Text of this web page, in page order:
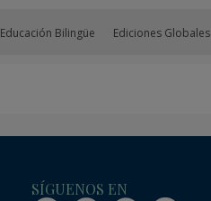
Educación Bilingüe Ediciones Globales
SÍGUENOS EN